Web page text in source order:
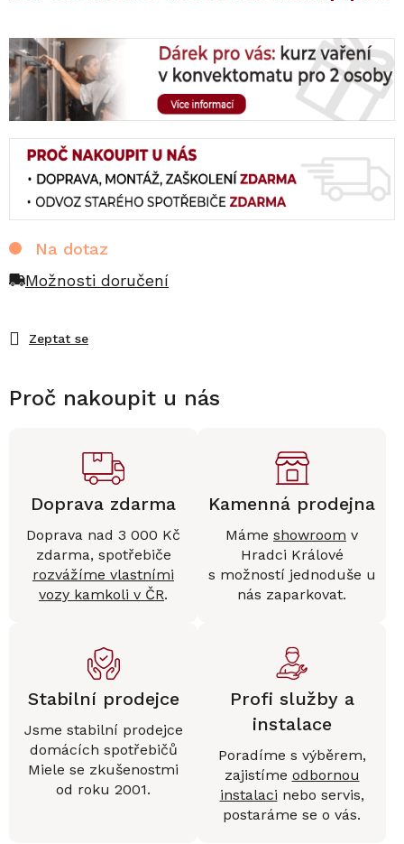
Zeptat se
Na dotaz
Možnosti doručení
Proč nakoupit u nás
Doprava zdarma
Doprava nad 3 000 Kč
zdarma, spotřebiče
rozvážíme vlastními
vozy kamkoli v ČR.
Kamenná prodejna
Máme showroom v
Hradci Králové
s možností jednoduše u
nás zaparkovat.
Stabilní prodejce
Jsme stabilní prodejce
domácích spotřebičů
Miele se zkušenostmi
od roku 2001.
Profi služby a
instalace
Poradíme s výběrem,
zajistíme odbornou
instalaci nebo servis,
postaráme se o vás.